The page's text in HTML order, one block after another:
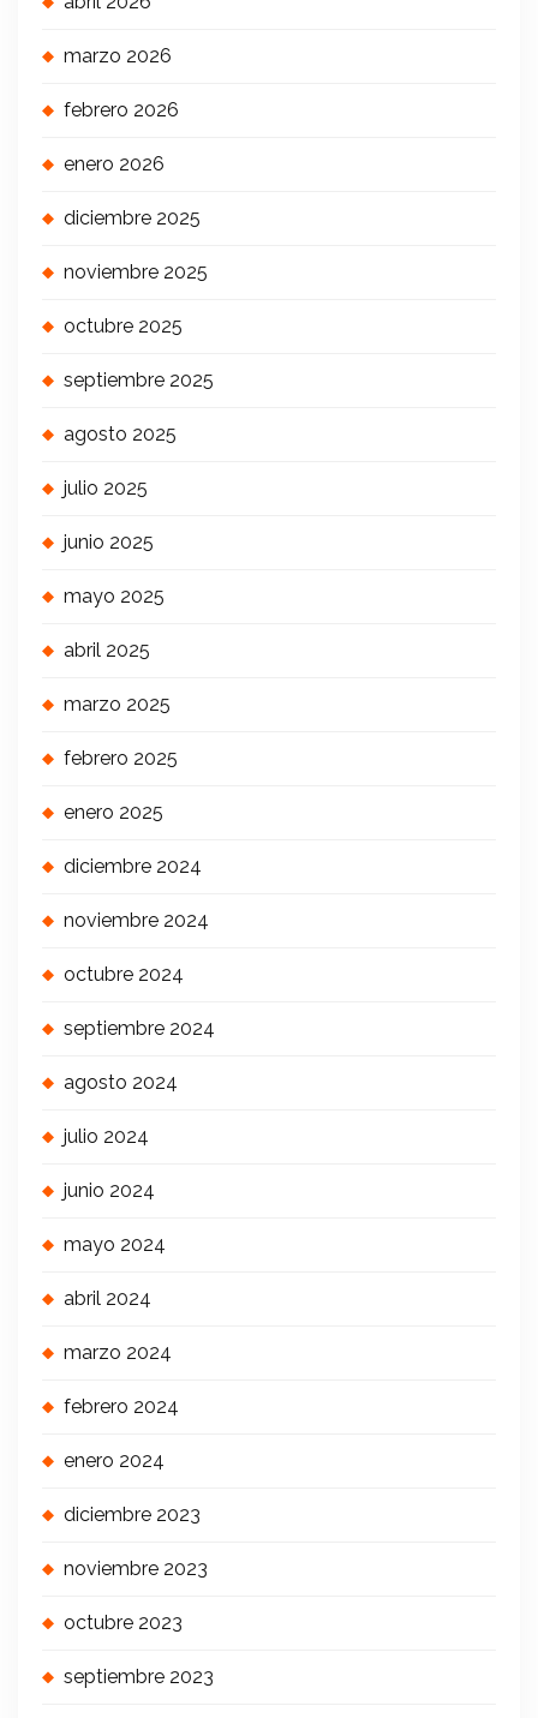
marzo 2026
febrero 2026
enero 2026
diciembre 2025
noviembre 2025
octubre 2025
septiembre 2025
agosto 2025
julio 2025
junio 2025
mayo 2025
abril 2025
marzo 2025
febrero 2025
enero 2025
diciembre 2024
noviembre 2024
octubre 2024
septiembre 2024
agosto 2024
julio 2024
junio 2024
mayo 2024
abril 2024
marzo 2024
febrero 2024
enero 2024
diciembre 2023
noviembre 2023
octubre 2023
septiembre 2023